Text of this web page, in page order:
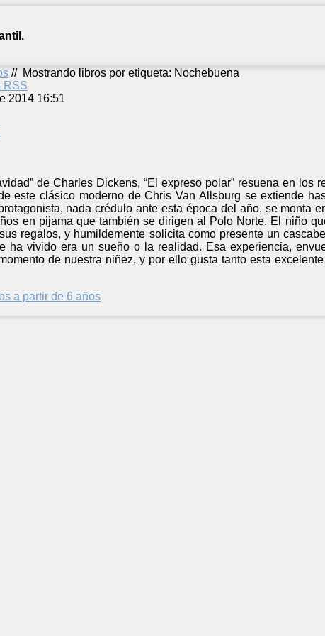
// Mostrando libros por etiqueta: Nochebuena
RSS
2014 16:51
de Charles Dickens, “El expreso polar” resuena en los
este clásico moderno de Chris Van Allsburg se extiende
nada crédulo ante esta época del año, se monta
en pijama que también se dirigen al Polo Norte. El niño
regalos, y humildemente solicita como presente un
ha vivido era un sueño o la realidad. Esa experiencia,
de nuestra niñez, y por ello gusta tanto esta
a partir de 6 años